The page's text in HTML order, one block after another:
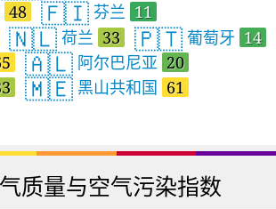
48 🇫🇮 芬兰 11
🇳🇱 荷兰 33 🇵🇹 葡萄牙 14
🇦🇱 阿尔巴尼亚 20
🇲🇪 黑山共和国 61
质量与空气污染指数